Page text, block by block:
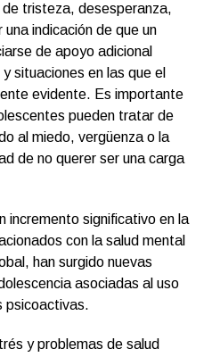
tristeza, desesperanza,
indicación de que un
de apoyo adicional
situaciones en las que el
evidente. Es importante
pueden tratar de
al miedo, vergüenza o la
de no querer ser una carga
incremento significativo en la
con la salud mental
han surgido nuevas
asociadas al uso
psicoactivas.
y problemas de salud